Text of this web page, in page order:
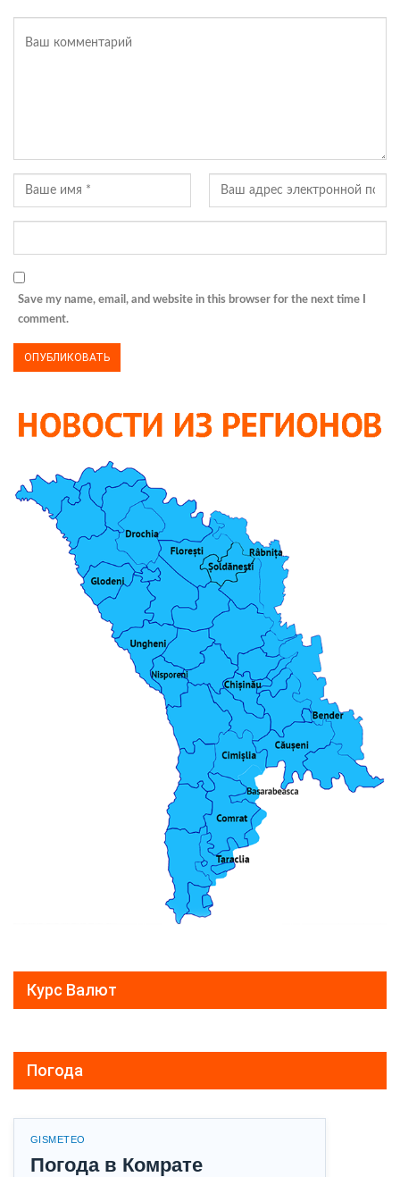
Save my name, email, and website in this browser for the next time I
comment.
Курс Валют
Погода
GISMETEO
Погода в Комрате